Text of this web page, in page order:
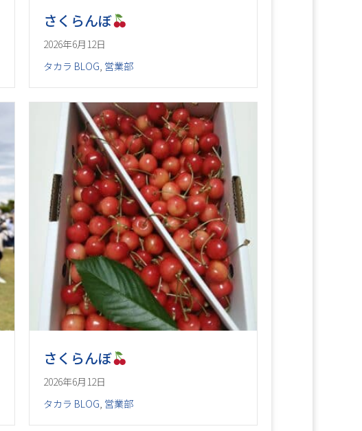
さくらんぼ
2026年6月12日
タカラ BLOG, 営業部
さくらんぼ
2026年6月12日
タカラ BLOG 営業部